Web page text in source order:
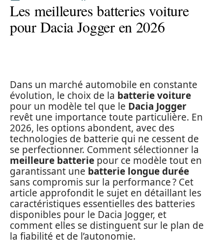
Les meilleures batteries voiture
pour Dacia Jogger en 2026
Dans un marché automobile en constante
évolution, le choix de la batterie voiture
pour un modèle tel que le Dacia Jogger
revêt une importance toute particulière. En
2026, les options abondent, avec des
technologies de batterie qui ne cessent de
se perfectionner. Comment sélectionner la
meilleure batterie pour ce modèle tout en
garantissant une batterie longue durée
sans compromis sur la performance ? Cet
article approfondit le sujet en détaillant les
caractéristiques essentielles des batteries
disponibles pour le Dacia Jogger, et
comment elles se distinguent sur le plan de
la fiabilité et de l’autonomie.